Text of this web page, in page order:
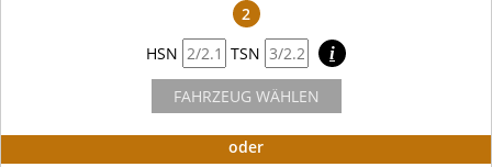
2
HSN
TSN i
FAHRZEUG WÄHLEN
oder